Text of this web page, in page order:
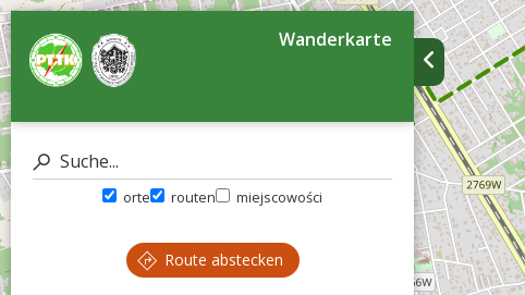
Wanderkarte
orte routen miejscowości
Route abstecken